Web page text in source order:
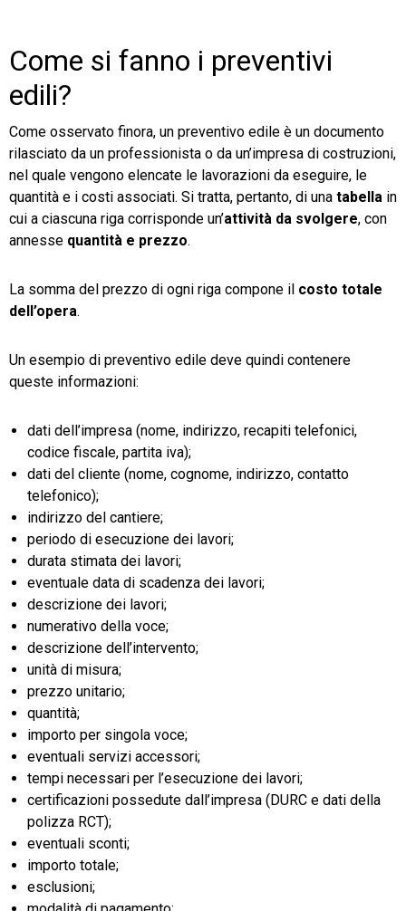
Come si fanno i preventivi
edili?
Come osservato finora, un preventivo edile è un documento
rilasciato da un professionista o da un’impresa di costruzioni,
nel quale vengono elencate le lavorazioni da eseguire, le
quantità e i costi associati. Si tratta, pertanto, di una tabella in
cui a ciascuna riga corrisponde un’attività da svolgere, con
annesse quantità e prezzo.
La somma del prezzo di ogni riga compone il costo totale
dell’opera.
Un esempio di preventivo edile deve quindi contenere
queste informazioni:
dati dell’impresa (nome, indirizzo, recapiti telefonici,
codice fiscale, partita iva);
dati del cliente (nome, cognome, indirizzo, contatto
telefonico);
indirizzo del cantiere;
periodo di esecuzione dei lavori;
durata stimata dei lavori;
eventuale data di scadenza dei lavori;
descrizione dei lavori;
numerativo della voce;
descrizione dell’intervento;
unità di misura;
prezzo unitario;
quantità;
importo per singola voce;
eventuali servizi accessori;
tempi necessari per l’esecuzione dei lavori;
certificazioni possedute dall’impresa (DURC e dati della
polizza RCT);
eventuali sconti;
importo totale;
esclusioni;